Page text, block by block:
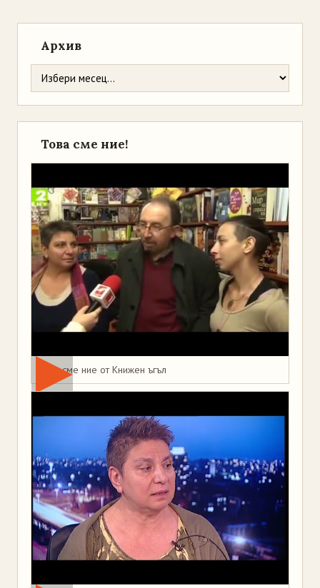
Архив
Това сме ние!
Това сме ние от Книжен ъгъл